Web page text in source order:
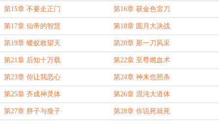
第15章 不要走正门 第16章 获金色雷刀
第17章 仙帝的智慧 第18章 圆月大决战
第19章 蝼蚁敢望天 第20章 那一刀风采
第21章 后知十万载 第22章 至尊燃血术
第23章 你让我恶心 第24章 神来也照杀
第25章 齐成神灵体 第26章 混沌大道体
第27章 胖子与瘦子 第28章 你说死就死